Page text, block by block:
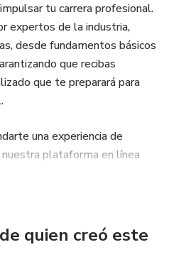
tu carrera profesional.
expertos de la industria,
desde fundamentos básicos
que recibas
que te preparará para
una experiencia de
plataforma en línea
equipo de soporte
sea que desees mejorar tus
nuevas áreas de interés o
quien creó este